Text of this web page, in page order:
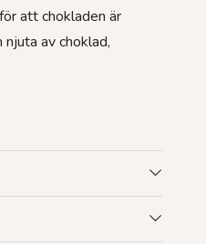
att chokladen är
av choklad,